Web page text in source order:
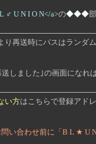
♂ U N I O N</a>の◆◆◆
再送時にパスはランダ
しました｣の画面になれ
い方はこちらで登録アド
い合わせ前に「B L ★ U